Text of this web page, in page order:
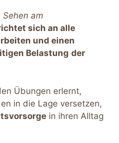
Sehen am
sich an alle
und einen
Belastung der
Übungen erlernt,
in die Lage versetzen,
in ihren Alltag